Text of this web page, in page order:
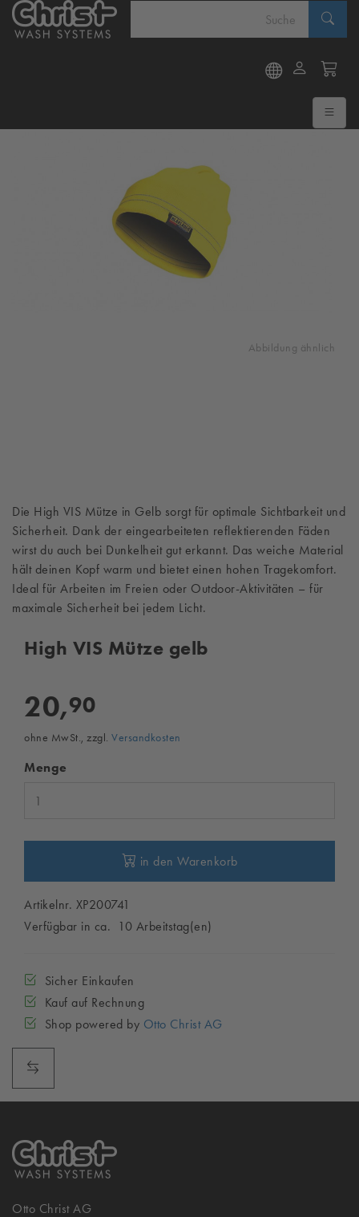
Abbildung ähnlich
Die High VIS Mütze in Gelb sorgt für optimale Sichtbarkeit und
Sicherheit. Dank der eingearbeiteten reflektierenden Fäden
wirst du auch bei Dunkelheit gut erkannt. Das weiche Material
hält deinen Kopf warm und bietet einen hohen Tragekomfort.
Ideal für Arbeiten im Freien oder Outdoor-Aktivitäten – für
maximale Sicherheit bei jedem Licht.
High VIS Mütze gelb
20,90
ohne MwSt., zzgl. Versandkosten
Menge
in den Warenkorb
Artikelnr. XP200741
Verfügbar in ca. 10 Arbeitstag(en)
Sicher Einkaufen
Kauf auf Rechnung
Shop powered by Otto Christ AG
Otto Christ AG